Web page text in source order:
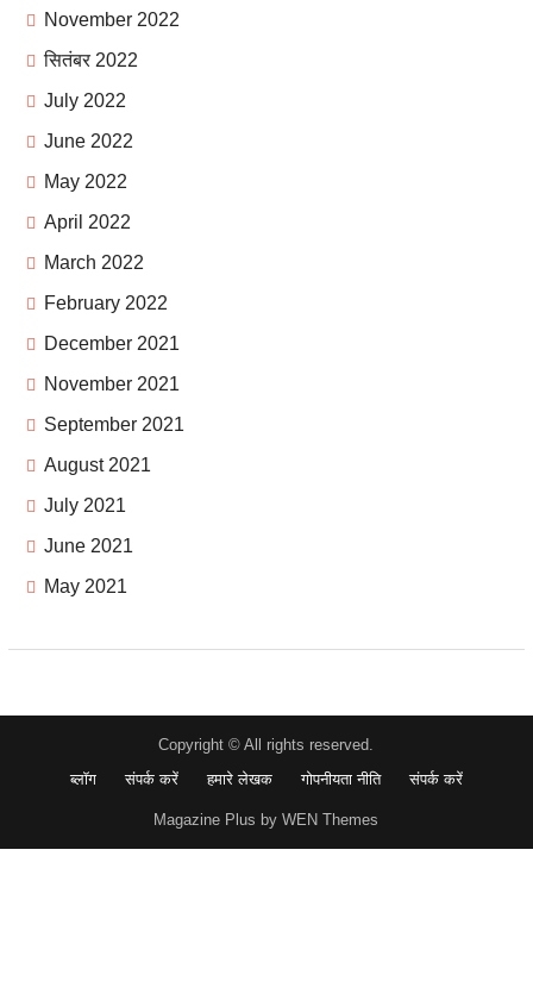
November 2022
सितंबर 2022
July 2022
June 2022
May 2022
April 2022
March 2022
February 2022
December 2021
November 2021
September 2021
August 2021
July 2021
June 2021
May 2021
Copyright © All rights reserved.
ब्लॉग
संपर्क करें हमारे लेखक गोपनीयता नीति संपर्क करें
Magazine Plus by WEN Themes